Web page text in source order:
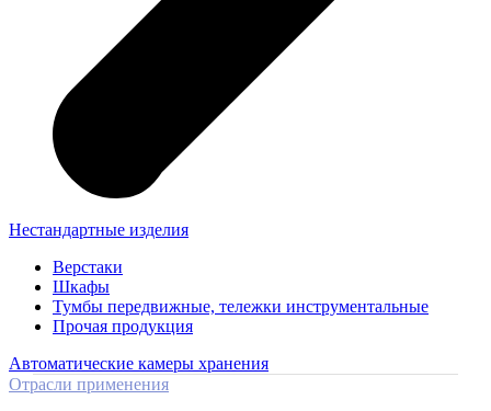
Нестандартные изделия
Верстаки
Шкафы
Тумбы передвижные, тележки инструментальные
Прочая продукция
Автоматические камеры хранения
Отрасли применения